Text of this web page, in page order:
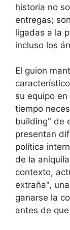
historia no
entregas;
ligadas a la
incluso los
El guion
su equipo
tiempo
building" de
presentan
política
de la
contexto,
extraña",
ganarse la
antes de